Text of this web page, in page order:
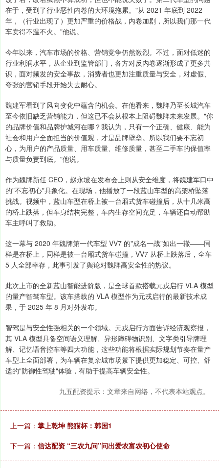
在于，受到了行业恶性内卷的大环境拖累。"从 2021 年底到 2022
年，（行业出现了）更加严重的价格战，内卷加剧，所以我们那一代
车卖得不温不火。"他说。
今年以来，汽车市场的价格、营销竞争仍然激烈。不过，面对低迷的
行业利润水平，从企业到监管部门，各方对反内卷逐渐形成了更多共
识，面对频发的安全事故，消费者也更加注重质量与安全，对虚假、
夸张的营销手段开始失去耐心。
魏建军看到了风向变化中蕴含的机会。在他看来，魏牌乃至长城汽车
至今依旧缺乏营销能力，但这已不会从根本上阻碍魏牌未来发展。"你
的品牌价值和品牌护城河在哪？我认为，只有一个正确、健康、能为
社会和用户全面担当的价值观，才是品牌壁垒。所以我们要不忘初
心，为用户的产品质量、用车质量、维修质量，甚至二手车的保值率
与质量负责到底。"他说。
作为魏牌新任 CEO，赵永坡在发布会上则从安全维度，将魏建军口中
的"不忘初心"具象化。在现场，他播放了一段蓝山车型的高架桥坠落
挑战。视频中，蓝山车型在桥上被一台厢式货车碰撞后，从十几米高
的桥上跌落，但车身结构完整，车内生存空间充足，车辆还自动帮助
车主呼叫了救助。
这一幕与 2020 年魏牌第一代车型 VV7 的"成名一战"如出一辙——同
样是在桥上，同样是被一台厢式货车碰撞，VV7 从桥上跌落后，全车
5 人全部幸存，此事引发了舆论对魏牌高安全性的热议。
此次上市的全新蓝山智能进阶版，是全球首款搭载元戎启行 VLA 模型
的量产智驾车型。该车搭载的 VLA 模型作为元戎启行的最新技术成
果，于 2025 年 8 月对外发布。
智驾是与安全性强相关的一个领域。元戎启行方面告诉经济观察报，
其 VLA 模型具备空间语义理解、异形障碍物识别、文字类引导牌理
解、记忆语音控车等四大功能，这些功能将根据实际规划节奏在量产
车型上全面部署，为车辆在复杂城市场景下提供更加稳定、可控、舒
适的"防御性驾驶"体验，有助于提高车辆安全性。
九五配资提示：文章来自网络，不代表本站观点。
上一篇： 掌上乾坤 熊猫杯：韩国1
下一篇： 信达配资 “三农九问”问出爱农富农初心使命